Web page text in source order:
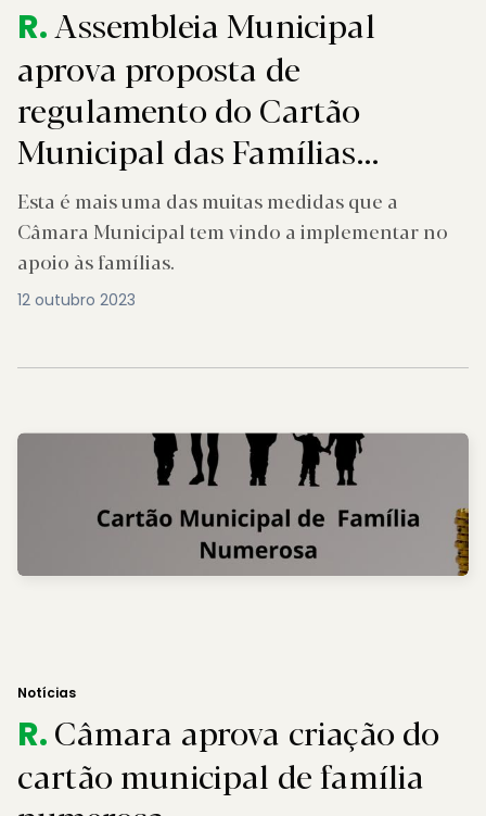
R.Assembleia Municipal
aprova proposta de
regulamento do Cartão
Municipal das Famílias
Numerosas
Esta é mais uma das muitas medidas que a
Câmara Municipal tem vindo a implementar no
apoio às famílias.
12 outubro 2023
Notícias
R.Câmara aprova criação do
cartão municipal de família